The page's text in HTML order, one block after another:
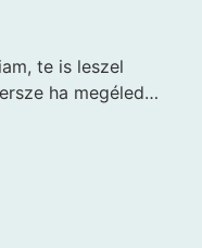
te is leszel
ha megéled…